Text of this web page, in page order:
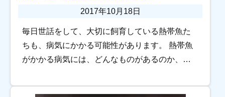
2017年10月18日
毎日世話をして、大切に飼育している熱帯魚た
ちも、病気にかかる可能性があります。 熱帯魚
がかかる病気には、どんなものがあるのか、病
なのか、予防策はあるのか…… こちらのページ